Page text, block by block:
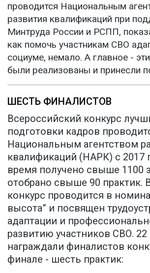
проводится Национальным
развития квалификаций при
Минтруда России и РСПП,
как помочь участникам СВО
социуме, немало. А главное -
были реализованы и принесли
ШЕСТЬ ФИНАЛИСТОВ
Всероссийский конкурс
подготовки кадров
Национальным агентством
квалификаций (НАРК) с 2017
время получено свыше 1100
отобрано свыше 90 практик.
конкурс проводится в
высота” и посвящен
адаптации и
развитию участников СВО. 22
награждали финалистов
финале - шесть практик: